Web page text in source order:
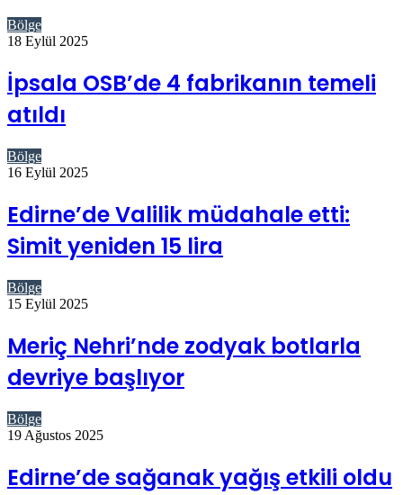
Bölge
18 Eylül 2025
İpsala OSB’de 4 fabrikanın temeli
atıldı
Bölge
16 Eylül 2025
Edirne’de Valilik müdahale etti:
Simit yeniden 15 lira
Bölge
15 Eylül 2025
Meriç Nehri’nde zodyak botlarla
devriye başlıyor
Bölge
19 Ağustos 2025
Edirne’de sağanak yağış etkili oldu